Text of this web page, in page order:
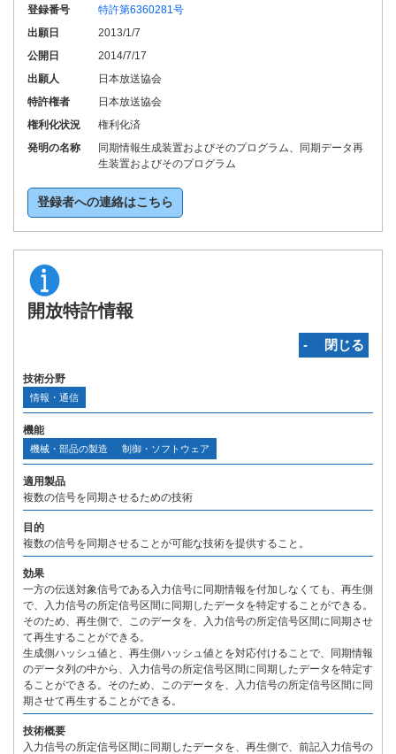
登録番号
特許第6360281号
出願日
2013/1/7
公開日
2014/7/17
出願人
日本放送協会
特許権者
日本放送協会
権利化状況
権利化済
発明の名称
同期情報生成装置およびそのプログラム、同期データ再
生装置およびそのプログラム
登録者への連絡はこちら
開放特許情報
‐ 閉じる
技術分野
情報・通信
機能
機械・部品の製造 制御・ソフトウェア
適用製品
複数の信号を同期させるための技術
目的
複数の信号を同期させることが可能な技術を提供すること。
効果
一方の伝送対象信号である入力信号に同期情報を付加しなくても、再生側
で、入力信号の所定信号区間に同期したデータを特定することができる。
そのため、再生側で、このデータを、入力信号の所定信号区間に同期させ
て再生することができる。
生成側ハッシュ値と、再生側ハッシュ値とを対応付けることで、同期情報
のデータ列の中から、入力信号の所定信号区間に同期したデータを特定す
ることができる。そのため、このデータを、入力信号の所定信号区間に同
期させて再生することができる。
技術概要
入力信号の所定信号区間に同期したデータを、再生側で、前記入力信号の